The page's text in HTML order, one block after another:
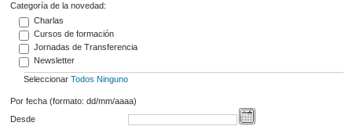
Categoría de la novedad:
Charlas
Cursos de formación
Jornadas de Transferencia
Newsletter
Seleccionar Todos Ninguno
Por fecha (formato: dd/mm/aaaa)
Desde